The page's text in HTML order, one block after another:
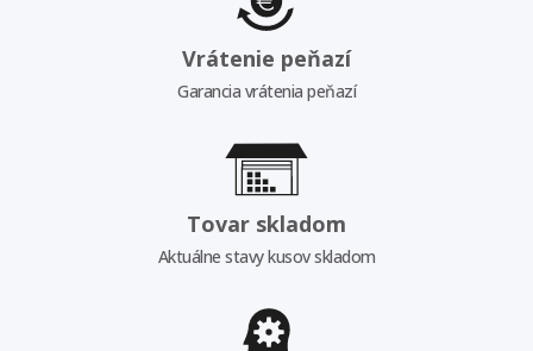
Vrátenie peňazí
Garancia vrátenia peňazí
Tovar skladom
Aktuálne stavy kusov skladom